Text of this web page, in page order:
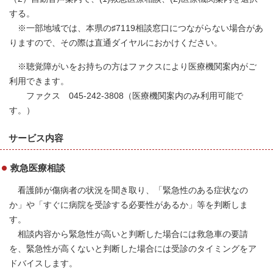
する。
※一部地域では、本県の♯7119相談窓口につながらない場合があ
りますので、その際は直通ダイヤルにおかけください。
※聴覚障がいをお持ちの方はファクスにより医療機関案内がご
利用できます。
ファクス 045-242-3808（医療機関案内のみ利用可能で
す。）
サービス内容
救急医療相談
看護師が傷病者の状況を聞き取り、「緊急性のある症状なの
か」や「すぐに病院を受診する必要性があるか」等を判断しま
す。
相談内容から緊急性が高いと判断した場合には救急車の要請
を、緊急性が高くないと判断した場合には受診のタイミングをア
ドバイスします。